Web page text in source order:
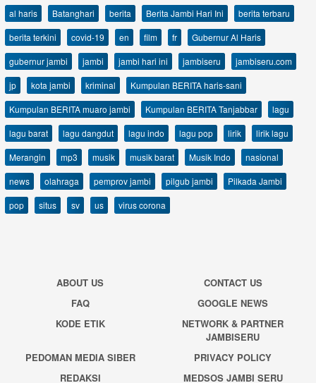
al haris Batanghari berita Berita Jambi Hari Ini
berita terbaru
berita terkini
covid-19 en film fr
Gubernur Al Haris
gubernur jambi
jambi jambi hari ini jambiseru
jambiseru.com
jp
kota jambi kriminal
Kumpulan BERITA haris-sani
Kumpulan BERITA muaro jambi
Kumpulan BERITA Tanjabbar
lagu
lagu barat
lagu dangdut lagu indo lagu pop lirik
lirik lagu
Merangin
mp3 musik musik barat Musik Indo
nasional
news
olahraga pemprov jambi pilgub jambi
Pilkada Jambi
pop
situs sv us virus corona
ABOUT US
CONTACT US
FAQ
GOOGLE NEWS
KODE ETIK
NETWORK & PARTNER
JAMBISERU
PEDOMAN MEDIA SIBER
PRIVACY POLICY
REDAKSI
MEDSOS JAMBI SERU